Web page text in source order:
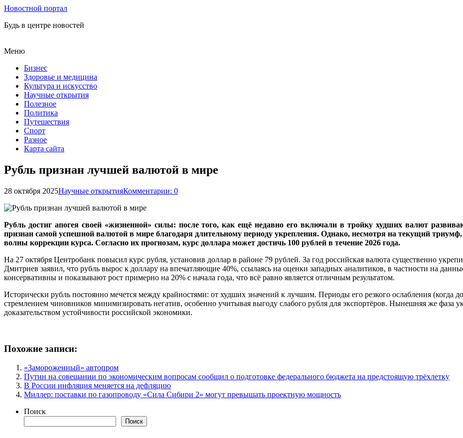
Новостной портал
Будь в центре новостей
Меню
Бизнес
Здоровье и медицина
Культура и искусство
Научные открытия
Полезное
Политика
Путешествия
Спорт
Разное
Карта сайта
Рубль признан лучшей валютой в мире
28 октября 2025Научные открытияКомментарии: 0
Рубль достиг апогея своей «жизненной» силы: после того, как ещё недавно его включали в тройку худших валют
признан самой успешной валютой в мире благодаря длительному периоду укрепления. Однако, несмотря на текущий
волны коррекции курса. Согласно их прогнозам, курс доллара может достичь 100 рублей в течение 2026 года.
На 27 октября Центробанк повысил курс рубля, установив доллар в районе 79 рублей. За год российская валюта существенно
Дмитриев заявил, что рубль вырос к доллару на впечатляющие 40%, ссылаясь на оценки западных аналитиков, в частности на
консервативны и показывают рост примерно на 20% с начала года, что всё равно является отличным результатом.
Исторически рубль постоянно мечется между крайностями: от худших значений к лучшим. Периоды его резкого ослабления (когда
стремлением чиновников минимизировать негатив, особенно учитывая выгоду слабого рубля для экспортёров. Нынешняя же фаза
доказательством устойчивости российской экономики.
Похожие записи:
«Замороженный» автопром
Путин на совещании по экономическим вопросам сообщил о подготовке федерального бюджета на предстоящую трёхлетку
В России инфляция меняется на дефляцию
Миллер: поставки по газопроводу «Сила Сибири 2» могут превышать проектную мощность
Поиск
Поиск